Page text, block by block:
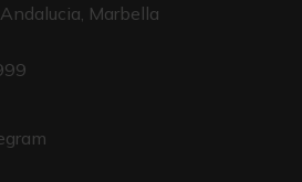
Marbella